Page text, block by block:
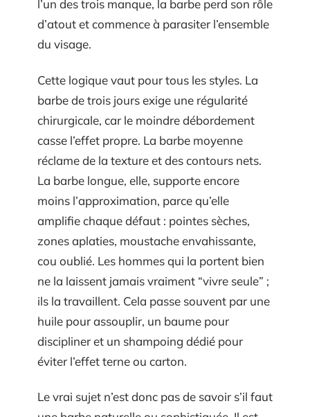
l’un des trois manque, la barbe perd son rôle
d’atout et commence à parasiter l’ensemble
du visage.
Cette logique vaut pour tous les styles. La
barbe de trois jours exige une régularité
chirurgicale, car le moindre débordement
casse l’effet propre. La barbe moyenne
réclame de la texture et des contours nets.
La barbe longue, elle, supporte encore
moins l’approximation, parce qu’elle
amplifie chaque défaut : pointes sèches,
zones aplaties, moustache envahissante,
cou oublié. Les hommes qui la portent bien
ne la laissent jamais vraiment “vivre seule” ;
ils la travaillent. Cela passe souvent par une
huile pour assouplir, un baume pour
discipliner et un shampoing dédié pour
éviter l’effet terne ou carton.
Le vrai sujet n’est donc pas de savoir s’il faut